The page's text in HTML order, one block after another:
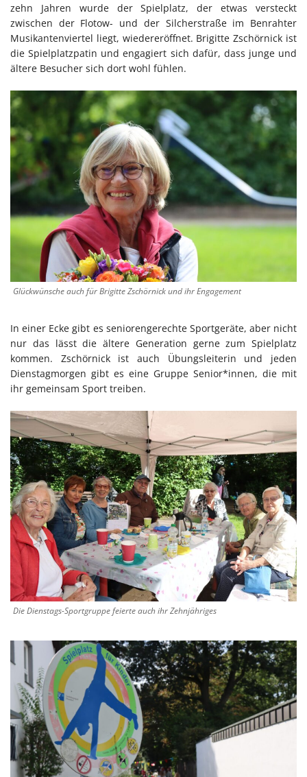
zehn Jahren wurde der Spielplatz, der etwas versteckt
zwischen der Flotow- und der Silcherstraße im Benrahter
Musikantenviertel liegt, wiedereröffnet. Brigitte Zschörnick ist
die Spielplatzpatin und engagiert sich dafür, dass junge und
ältere Besucher sich dort wohl fühlen.
Glückwünsche auch für Brigitte Zschörnick und ihr Engagement
In einer Ecke gibt es seniorengerechte Sportgeräte, aber nicht
nur das lässt die ältere Generation gerne zum Spielplatz
kommen. Zschörnick ist auch Übungsleiterin und jeden
Dienstagmorgen gibt es eine Gruppe Senior*innen, die mit
ihr gemeinsam Sport treiben.
Die Dienstags-Sportgruppe feierte auch ihr Zehnjähriges